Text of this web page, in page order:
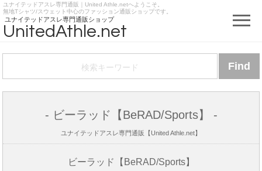
https://www.unitedathle.net
ユナイテッドアスレ専門通販｜United Athle.netへようこそ。
無地Tシャツ/スウェット中心のファッション通販ショップです。
ユナイテッドアスレ専門通販ショップ
UnitedAthle.net
- ビーラッド【BeRAD/Sports】 -
ユナイテッドアスレ専門通販【United Athle.net】
ビーラッド【BeRAD/Sports】